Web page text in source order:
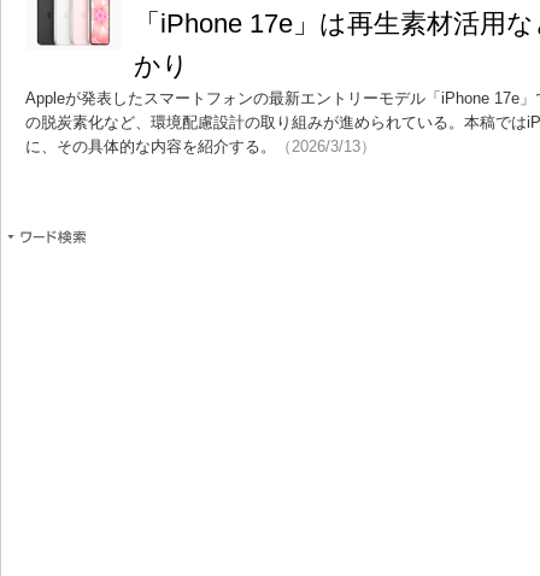
「iPhone 17e」は再生素材活用
かり
Appleが発表したスマートフォンの最新エントリーモデル「iPhone 17e
の脱炭素化など、環境配慮設計の取り組みが進められている。本稿では
に、その具体的な内容を紹介する。
（2026/3/13）